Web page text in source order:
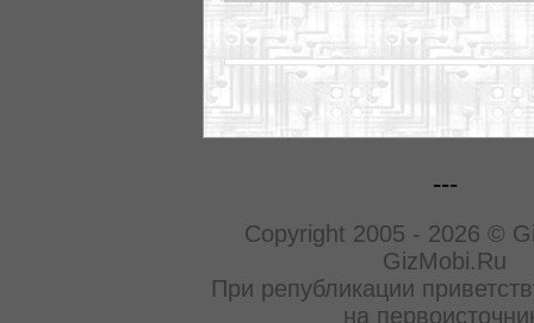
---
Copyright 2005 - 2026 ©
GizMobi.Ru
При републикации
на